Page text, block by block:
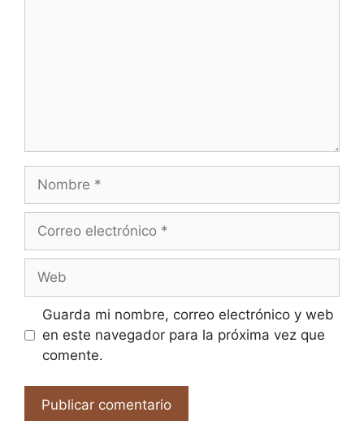
electrónico
Guarda mi nombre, correo electrónico y web
en este navegador para la próxima vez que
comente.